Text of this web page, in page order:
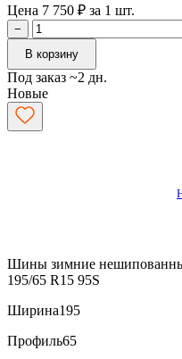
Цена 7 750 ₽ за 1 шт.
−
В корзину
Под заказ ~2 дн.
Новые
Шины зимние
195/65 R15 95S
Ширина195
Профиль65